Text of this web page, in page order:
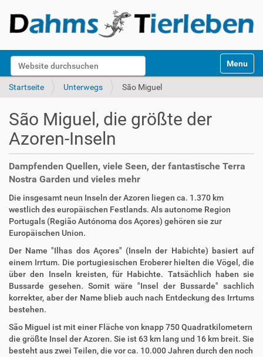
Website durchsuchen
k
Toggle
Startseite Unterwegs São Miguel
São Miguel, die größte der
Azoren-Inseln
Dampfenden Quellen, viele Seen, der fantastische Terra
Nostra Garden und vieles mehr
Die insgesamt neun Inseln der Azoren liegen ca. 1.370 km
westlich des europäischen Festlands. Als autonome Region
Portugals (Região Autónoma dos Açores) gehören sie zur
Europäischen Union.
Der Name "Ilhas dos Açores" (Inseln der Habichte) basiert auf
einem Irrtum. Die portugiesischen Eroberer hielten die Vögel, die
über den Inseln kreisten, für Habichte. Tatsächlich haben sie
Bussarde gesehen. Somit wäre "Insel der Bussarde" sachlich
korrekter, aber der Name blieb auch nach Entdeckung des Irrtums
bestehen.
São Miguel ist mit einer Fläche von knapp 750 Quadratkilometern
die größte Insel der Azoren. Sie ist 63 km lang und 16 km breit. Sie
besteht aus zwei Teilen, die vor ca. 10.000 Jahren durch den noch